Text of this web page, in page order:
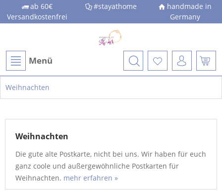
ab 60€
Versandkostenfrei
#stayathome
handmade in
Germany
Menü
Weihnachten
Weihnachten
Die gute alte Postkarte, nicht bei uns. Wir haben für euch
ganz coole und außergewöhnliche Postkarten für
Weihnachten. mehr erfahren »